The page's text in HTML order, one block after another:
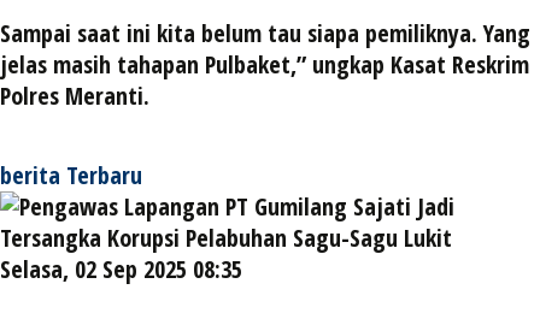
Sampai saat ini kita belum tau siapa pemiliknya. Yang
jelas masih tahapan Pulbaket,” ungkap Kasat Reskrim
Polres Meranti.
berita Terbaru
Selasa, 02 Sep 2025 08:35